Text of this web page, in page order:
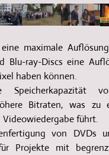
maximale
Blu-ray-Discs eine
haben können.
Speicherkapazität
Bitraten, was zu
führt.
von DVDs
Projekte mit